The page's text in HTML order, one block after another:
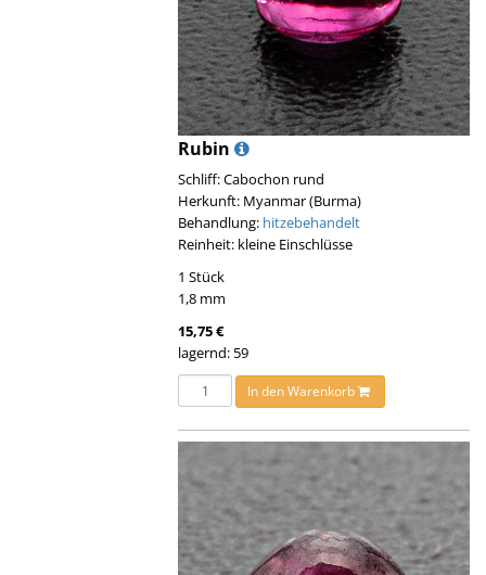
Rubin
Schliff: Cabochon rund
Herkunft: Myanmar (Burma)
Behandlung: hitzebehandelt
Reinheit: kleine Einschlüsse
1 Stück
1,8 mm
15,75 €
lagernd: 59
In den Warenkorb